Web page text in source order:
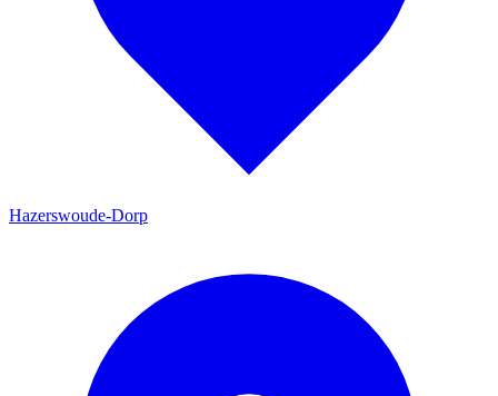
Hazerswoude-Dorp